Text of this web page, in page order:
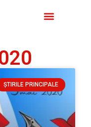
ȘTIRILE PRINCIPALE